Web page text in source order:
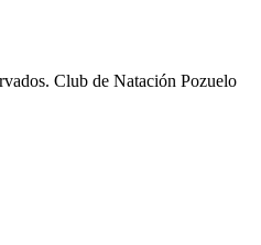
Club de Natación Pozuelo